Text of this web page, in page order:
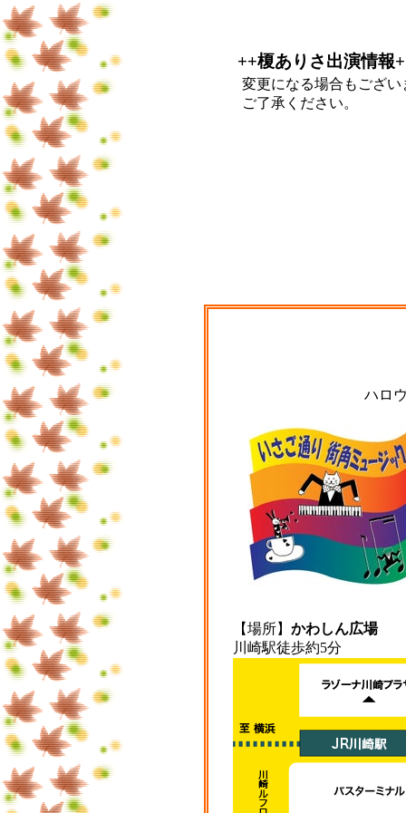
++榎ありさ出演情報
変更になる場合もござい
ご了承ください。
ハロ
【場所】 かわしん広場
川崎駅徒歩約5分